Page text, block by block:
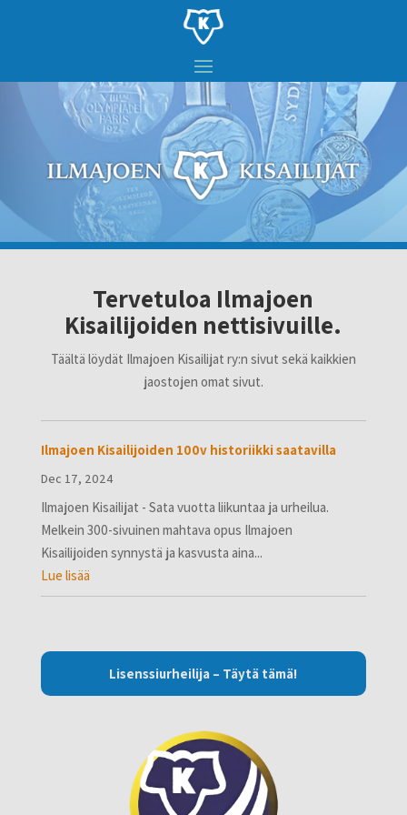
Tervetuloa Ilmajoen
Kisailijoiden nettisivuille.
Täältä löydät Ilmajoen Kisailijat ry:n sivut sekä kaikkien
jaostojen omat sivut.
Ilmajoen Kisailijoiden 100v historiikki saatavilla
Dec 17, 2024
Ilmajoen Kisailijat - Sata vuotta liikuntaa ja urheilua.
Melkein 300-sivuinen mahtava opus Ilmajoen
Kisailijoiden synnystä ja kasvusta aina...
Lue lisää
Lisenssiurheilija – Täytä tämä!